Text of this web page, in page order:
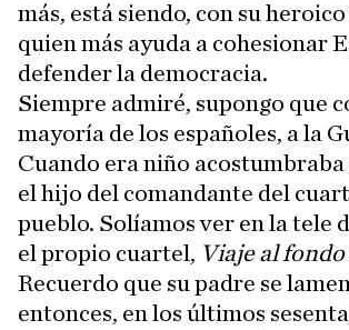
más, está siendo, con su
quien más ayuda a cohesionar
defender la democracia.
Siempre admiré, supongo que
mayoría de los españoles, a la
Cuando era niño acostumbraba
el hijo del comandante del
pueblo. Solíamos ver en la tele
el propio cuartel, Viaje al
Recuerdo que su padre se
entonces, en los últimos